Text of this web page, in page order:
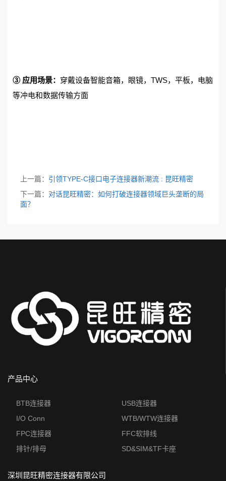
③ 应用场景： 穿戴设备智能音箱，眼镜，TWS，平板，电脑
等冲电和数据传输方面
上一篇： 引领TYPE-C接口电子连接器新潮流 : 昆旺精密
下一篇： 对话昆旺精密：如何打破连接器领域巨头垄断的局
面？
产品中心
BTB连接器
USB连接器
I/O Conn
WTB/WTW连接器
FPC连接器
FFC软排线
排针/排母
SD&SIM&TF卡座
深圳昆旺精密连接器有限公司